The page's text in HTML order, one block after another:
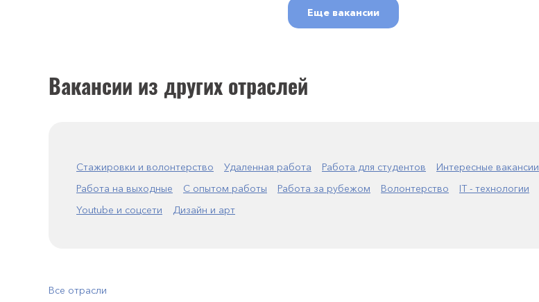
Еще вакансии
Вакансии из других отраслей
Стажировки и волонтерство Удаленная работа Работа для студентов
Интересные вакансии
Работа на выходные
С опытом работы Работа за рубежом Волонтерство
IT - технологии
Youtube и соцсети
Дизайн и арт
Все отрасли